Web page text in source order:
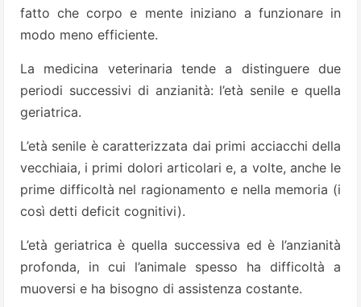
fatto che corpo e mente iniziano a funzionare in
modo meno efficiente.
La medicina veterinaria tende a distinguere due
periodi successivi di anzianità: l’età senile e quella
geriatrica.
L’età senile è caratterizzata dai primi acciacchi della
vecchiaia, i primi dolori articolari e, a volte, anche le
prime difficoltà nel ragionamento e nella memoria (i
così detti deficit cognitivi).
L’età geriatrica è quella successiva ed è l’anzianità
profonda, in cui l’animale spesso ha difficoltà a
muoversi e ha bisogno di assistenza costante.